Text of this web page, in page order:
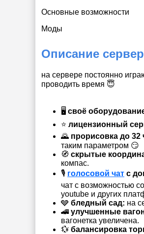
Основные возможности
Моды
Описание
на сервере постоянно
проводить время 😇
🖥 своё
⭐️ лицензионный
🌄 прорисовка до 32
таким параметром 😏
🧭 скрытые
компас.
🎙 голосовой чат с
чат с возможностью
youtube и других
🩶 бледный сад: на
🚄 улучшенные
вагонетка увеличена.
💱 балансировка